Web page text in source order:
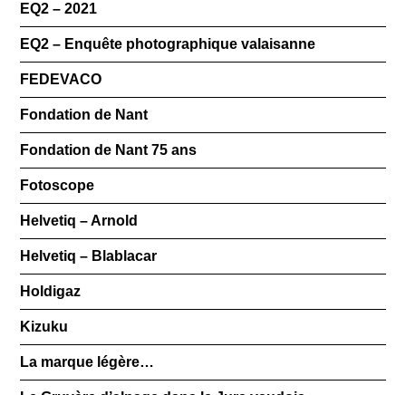
EQ2 – 2021
EQ2 – Enquête photographique valaisanne
FEDEVACO
Fondation de Nant
Fondation de Nant 75 ans
Fotoscope
Helvetiq – Arnold
Helvetiq – Blablacar
Holdigaz
Kizuku
La marque légère…